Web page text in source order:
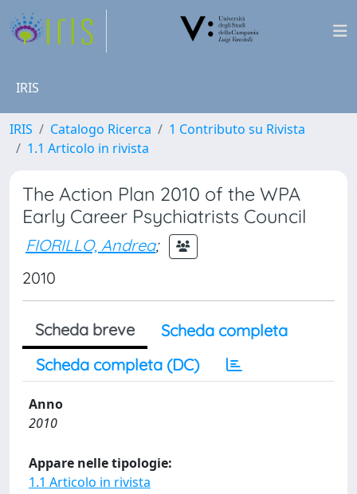
IRIS
IRIS Catalogo Ricerca
1 Contributo su Rivista
1.1 Articolo in rivista
The Action Plan 2010 of the WPA
Early Career Psychiatrists Council
FIORILLO, Andrea;
2010
Scheda breve
Scheda completa
Scheda completa (DC)
Anno
2010
Appare nelle tipologie:
1.1 Articolo in rivista